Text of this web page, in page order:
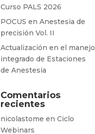
Curso PALS 2026
POCUS en Anestesia de
precisión Vol. II
Actualización en el manejo
integrado de Estaciones
de Anestesia
Comentarios
recientes
nicolastome enCiclo
Webinars